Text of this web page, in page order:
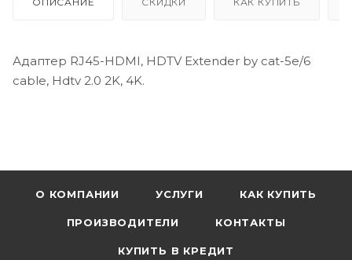
Адаптер RJ45-HDMI, HDTV Extender by cat-5e/6
cable, Hdtv 2.0 2K, 4K.
О КОМПАНИИ УСЛУГИ КАК КУПИТЬ
ПРОИЗВОДИТЕЛИ КОНТАКТЫ
КУПИТЬ В КРЕДИТ